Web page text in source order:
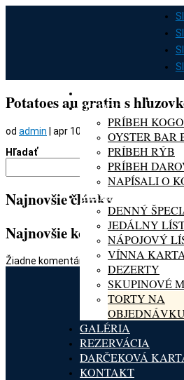
O KOGO
PRÍBEH KOGO
OYSTER BAR
PRÍBEH RÝB
PRÍBEH
NAPÍSALI O
MENU
DENNÝ
JEDÁLNY
NÁPOJOVÝ
VÍNNA KARTA
DEZERTY
SKUPINOVÉ
TORTY NA
GALÉRIA
REZERVÁCIA
DARČEKOVÁ
KONTAKT
Potatoes au gratin s
od admin
apr 10, 2022
Hľadať
Najnovšie články
Najnovšie komentáre
Žiadne komentáre na zobrazenie.